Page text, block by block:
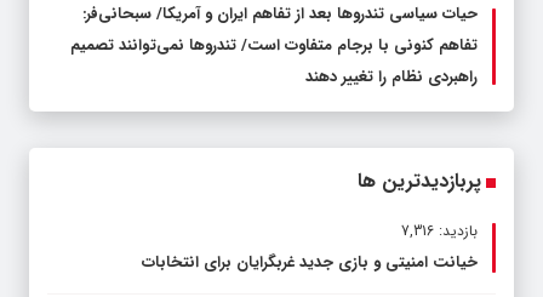
حیات سیاسی تندروها بعد از تفاهم ایران و آمریکا/ سبحانی‌فر:
تفاهم کنونی با برجام متفاوت است/ تندروها نمی‌توانند تصمیم
راهبردی نظام را تغییر دهند
پربازدیدترین ها
بازدید: 7,316
خیانت امنیتی و بازی جدید غربگرایان برای انتخابات